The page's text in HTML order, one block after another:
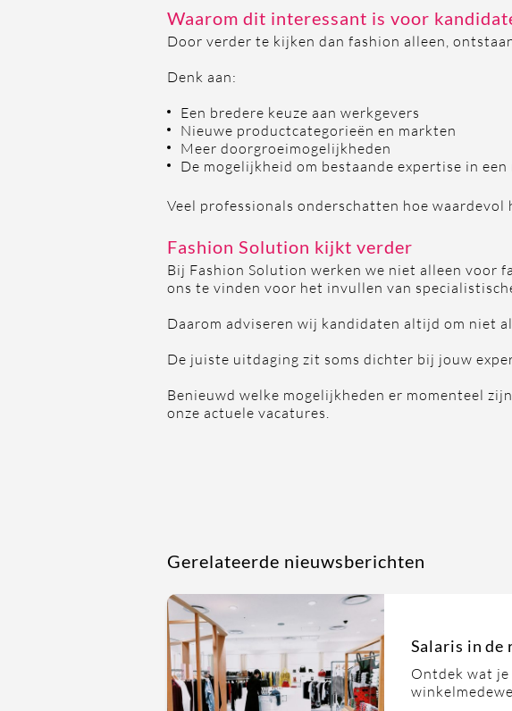
Waarom dit interessant is voor
Door verder te kijken dan fashion alleen,
Denk aan:
Een bredere keuze aan werkgevers
Nieuwe productcategorieën en markten
Meer doorgroeimogelijkheden
De mogelijkheid om bestaande expertise in
Veel professionals onderschatten hoe
Fashion Solution kijkt verder
Bij Fashion Solution werken we niet alleen voor
ons te vinden voor het invullen van
Daarom adviseren wij kandidaten altijd om niet
De juiste uitdaging zit soms dichter bij jouw
Benieuwd welke mogelijkheden er momenteel
onze actuele vacatures.
Gerelateerde nieuwsberichten
Salaris in de
Ontdek wat